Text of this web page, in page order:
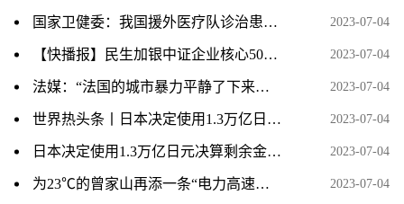
国家卫健委：我国援外医疗队诊治患者近3亿人次 2023-07-04
【快播报】民生加银中证企业核心50ETF增聘周帅 何江离任 2023-07-04
法媒：“法国的城市暴力平静了下来，局势似已缓和” 2023-07-04
世界热头条丨日本决定使用1.3万亿日元决算剩余金强化防卫力量 2023-07-04
日本决定使用1.3万亿日元决算剩余金强化防卫力量 2023-07-04
为23℃的曾家山再添一条“电力高速路”-天天新要闻 2023-07-04